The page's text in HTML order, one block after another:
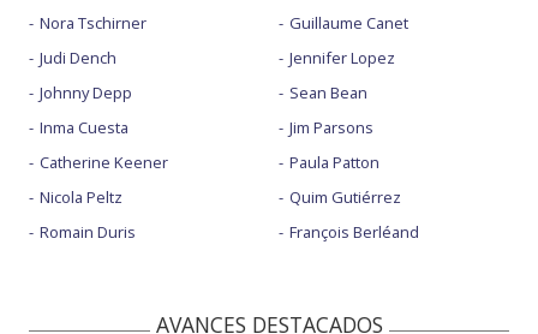
Nora Tschirner
Judi Dench
Johnny Depp
Inma Cuesta
Catherine Keener
Nicola Peltz
Romain Duris
Guillaume Canet
Jennifer Lopez
Sean Bean
Jim Parsons
Paula Patton
Quim Gutiérrez
François Berléand
AVANCES DESTACADOS